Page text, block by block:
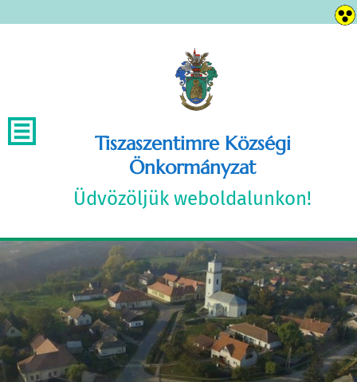
Tiszaszentimre Községi
Önkormányzat
Üdvözöljük weboldalunkon!